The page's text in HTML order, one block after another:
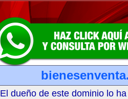
El dueño de este dominio lo